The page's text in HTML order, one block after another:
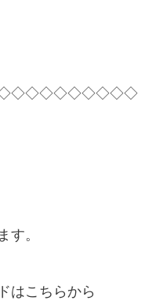
す。
はこちらから